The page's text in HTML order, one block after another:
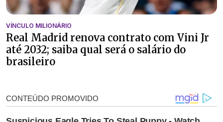
VÍNCULO MILIONÁRIO
Real Madrid renova contrato com Vini Jr
até 2032; saiba qual será o salário do
brasileiro